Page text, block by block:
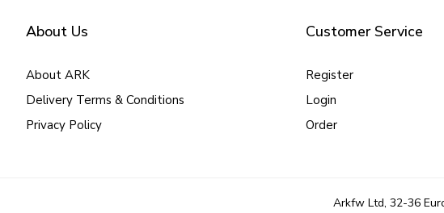
About Us
About ARK
Delivery Terms & Conditions
Privacy Policy
Customer Service
Register
Login
Order
Arkfw Ltd, 32-36